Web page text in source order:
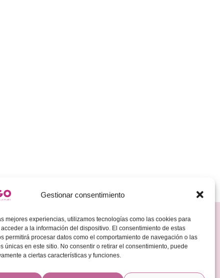
Gestionar consentimiento
mejores experiencias, utilizamos tecnologías como las cookies para
a la información del dispositivo. El consentimiento de estas
permitirá procesar datos como el comportamiento de navegación o las
únicas en este sitio. No consentir o retirar el consentimiento, puede
a ciertas características y funciones.
Redes Sociales
Encuéntranos en:
LinkedINInstagram